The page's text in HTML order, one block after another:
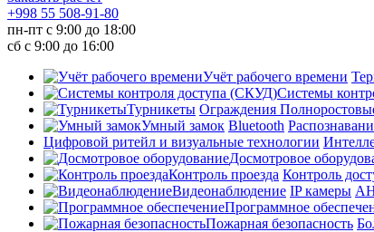
+998 55 508-91-80
пн-пт с 9:00 до 18:00
сб с 9:00 до 16:00
Учёт рабочего времени
Системы
Турникеты Ограждения
Умный замок Bluetooth
Цифровой ритейл и визуальные технологии
Досмотровое
Контроль проезда Контроль
Видеонаблюдение IP камеры
Программное
Пожарная безопасность